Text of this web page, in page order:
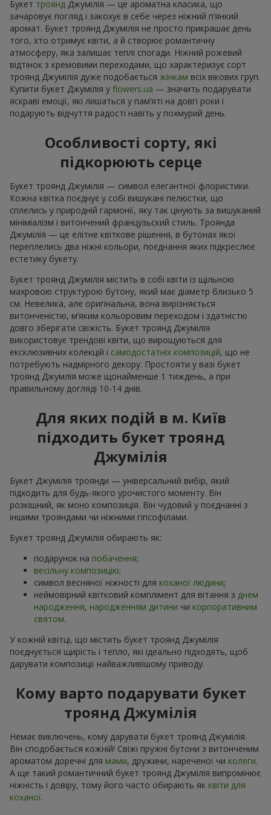
Букет троянд Джумілія — це ароматна класика, що
зачаровує погляд і закохує в себе через ніжний п’янкий
аромат. Букет троянд Джумілія не просто прикрашає день
того, хто отримує квіти, а й створює романтичну
атмосферу, яка залишає теплі спогади. Ніжний рожевий
відтінок з кремовими переходами, що характеризує сорт
троянд Джумілія дуже подобається жінкам всіх вікових груп.
Купити букет Джумілія у flowers.ua — значить подарувати
яскраві емоції, які лишаться у пам’яті на довгі роки і
подарують відчуття радості навіть у похмурий день.
Особливості сорту, які
підкорюють серце
Букет троянд Джумілія — символ елегантної флористики.
Кожна квітка поєднує у собі вишукані пелюстки, що
сплелись у природній гармонії, яку так цінують за вишуканий
мініміалізм і витончений французьский стиль. Троянда
Джумілія — це елітне квіткове рішення, в бутонах якої
переплелись два ніжні кольори, поєднання яких підкреслює
естетику букету.
Букет троянд Джумілія містить в собі квіти із щільною
махровою структурою бутону, який має діаметр близько 5
см. Невелика, але оригінальна, вона вирізняється
витонченістю, м’яким кольоровим переходом і здатністю
довго зберігати свіжість. Букет троянд Джумілія
використовує трендові квіти, що вирощуються для
ексклюзивних колекцій і самодостатніх композицій, що не
потребують надмірного декору. Простояти у вазі букет
троянд Джумлія може щонайменше 1 тиждень, а при
правильному догляді 10-14 днів.
Для яких подій в м. Київ
підходить букет троянд
Джумілія
Букет Джумілія троянди — універсальний вибір, який
підходить для будь-якого урочистого моменту. Він
розкішний, як моно композиція. Він чудовий у поєднанні з
іншими трояндами чи ніжними гіпсофілами.
Букет троянд Джумілія обирають як:
подарунок на побачення;
весільну композицію;
символ весняної ніжності для коханої людини;
неймовірний квітковий комплімент для вітання з днем
народження, народженням дитини чи корпоративним
святом.
У кожній квітці, що містить букет троянд Джумілія
поєднується щирість і тепло, які ідеально підходять, щоб
дарувати композиції найважливішому приводу.
Кому варто подарувати букет
троянд Джумілія
Немає виключень, кому дарувати букет троянд Джумілія.
Він сподобається кожній! Свіжі пружні бутони з витонченим
ароматом доречні для мами, дружини, нареченої чи колеги.
А ще такий романтичний букет троянд Джумілія випромінює
ніжність і довіру, тому його часто обирають як квіти для
коханої.